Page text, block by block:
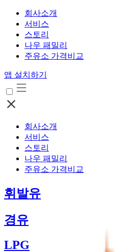
회사소개
서비스
스토리
나우 패밀리
주유소 가격비교
앱 설치하기
회사소개
서비스
스토리
나우 패밀리
주유소 가격비교
휘발유
경유
LPG